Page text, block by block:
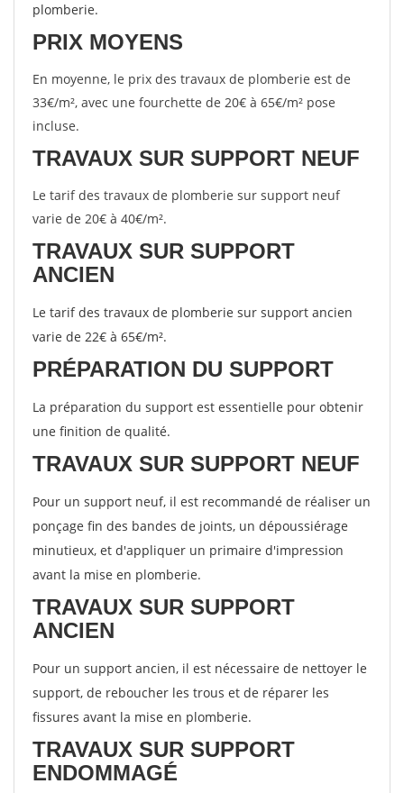
plomberie.
PRIX MOYENS
En moyenne, le prix des travaux de plomberie est de
33€/m², avec une fourchette de 20€ à 65€/m² pose
incluse.
TRAVAUX SUR SUPPORT NEUF
Le tarif des travaux de plomberie sur support neuf
varie de 20€ à 40€/m².
TRAVAUX SUR SUPPORT
ANCIEN
Le tarif des travaux de plomberie sur support ancien
varie de 22€ à 65€/m².
PRÉPARATION DU SUPPORT
La préparation du support est essentielle pour obtenir
une finition de qualité.
TRAVAUX SUR SUPPORT NEUF
Pour un support neuf, il est recommandé de réaliser un
ponçage fin des bandes de joints, un dépoussiérage
minutieux, et d'appliquer un primaire d'impression
avant la mise en plomberie.
TRAVAUX SUR SUPPORT
ANCIEN
Pour un support ancien, il est nécessaire de nettoyer le
support, de reboucher les trous et de réparer les
fissures avant la mise en plomberie.
TRAVAUX SUR SUPPORT
ENDOMMAGÉ